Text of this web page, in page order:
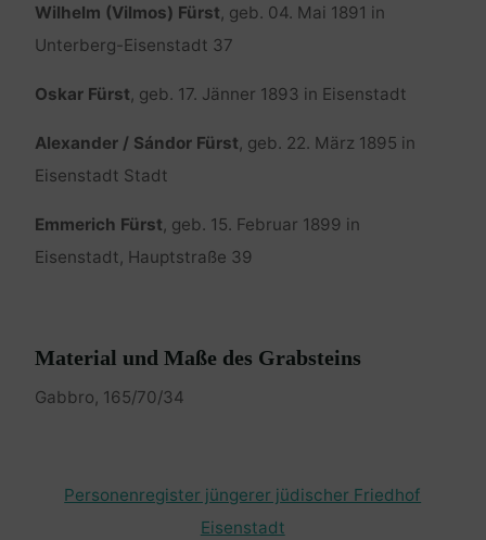
Wilhelm (Vilmos) Fürst, geb. 04. Mai 1891 in
Unterberg-Eisenstadt 37
Oskar Fürst, geb. 17. Jänner 1893 in Eisenstadt
Alexander / Sándor Fürst, geb. 22. März 1895 in
Eisenstadt Stadt
Emmerich Fürst, geb. 15. Februar 1899 in
Eisenstadt, Hauptstraße 39
Material und Maße des Grabsteins
Gabbro, 165/70/34
Personenregister jüngerer jüdischer Friedhof
Eisenstadt